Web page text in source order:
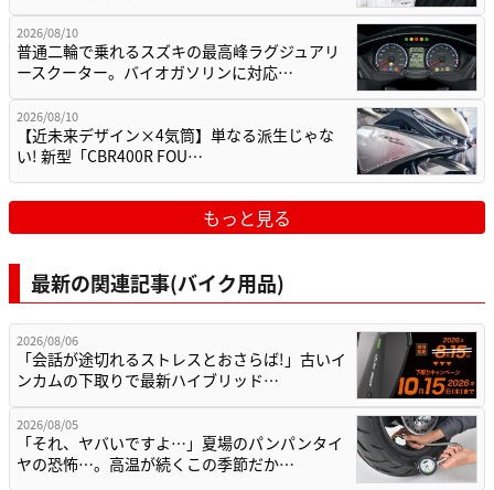
2026/08/10
普通二輪で乗れるスズキの最高峰ラグジュアリ
ースクーター。バイオガソリンに対応…
2026/08/10
【近未来デザイン×4気筒】単なる派生じゃな
い! 新型「CBR400R FOU…
もっと見る
最新の関連記事(バイク用品)
2026/08/06
「会話が途切れるストレスとおさらば!」古いイ
ンカムの下取りで最新ハイブリッド…
2026/08/05
「それ、ヤバいですよ…」夏場のパンパンタイ
ヤの恐怖…。高温が続くこの季節だか…